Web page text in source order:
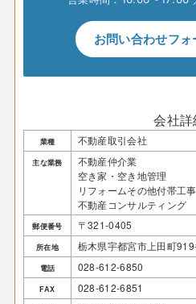
お問い合わせフ
会社詳
業種 不動産取引会社
主な業務
不動産仲介業
空き家・空き地管理
リフォームその他付帯工事
不動産コンサルティング
郵便番号 〒321-0405
所在地 栃木県宇都宮市上田町
電話 028-612-6850
FAX 028-612-6851